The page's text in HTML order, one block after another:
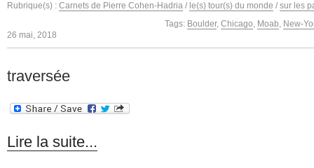
Rubrique(s) : Carnets de Pierre Cohen-Hadria / le(s) tour(s) du monde / sur les
Tags: Boulder, Chicago, Moab, New-
26 mai, 2018
traversée
Lire la suite...